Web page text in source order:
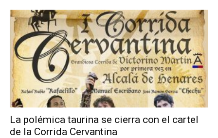
La polémica taurina se cierra con el cartel
de la Corrida Cervantina